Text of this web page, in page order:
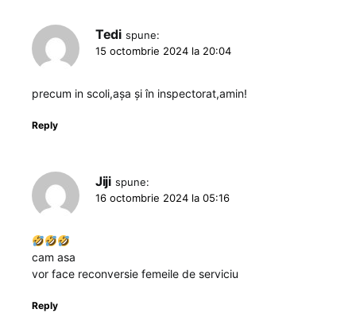
Tedi spune:
15 octombrie 2024 la 20:04
precum in scoli,așa și în inspectorat,amin!
Reply
Jiji spune:
16 octombrie 2024 la 05:16
cam asa
vor face reconversie femeile de serviciu
Reply